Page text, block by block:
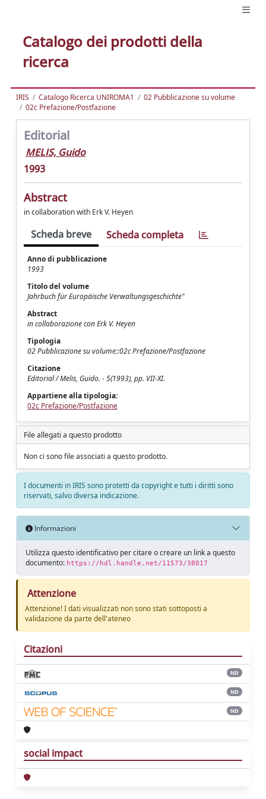
Catalogo dei prodotti della
ricerca
IRIS Catalogo Ricerca UNIROMA1
02 Pubblicazione su volume
02c Prefazione/Postfazione
Editorial
MELIS, Guido
1993
Abstract
in collaboration with Erk V. Heyen
Scheda breve Scheda completa
Anno di pubblicazione
1993
Titolo del volume
Jahrbuch für Europäische Verwaltungsgeschichte"
Abstract
in collaborazione con Erk V. Heyen
Tipologia
02 Pubblicazione su volume::02c Prefazione/Postfazione
Citazione
Editorial / Melis, Guido. - 5(1993), pp. VII-XI.
Appartiene alla tipologia:
02c Prefazione/Postfazione
File allegati a questo prodotto
Non ci sono file associati a questo prodotto.
I documenti in IRIS sono protetti da copyright e tutti i diritti sono
riservati, salvo diversa indicazione.
Informazioni
Utilizza questo identificativo per citare o creare un link a questo
documento: https://hdl.handle.net/11573/38017
Attenzione
Attenzione! I dati visualizzati non sono stati sottoposti a
validazione da parte dell'ateneo
Citazioni
ND
ND
ND
social impact